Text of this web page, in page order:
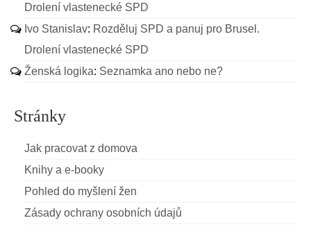
Drolení vlastenecké SPD
Ivo Stanislav: Rozděluj SPD a panuj pro Brusel.
Drolení vlastenecké SPD
Ženská logika: Seznamka ano nebo ne?
Stránky
Jak pracovat z domova
Knihy a e-booky
Pohled do myšlení žen
Zásady ochrany osobních údajů